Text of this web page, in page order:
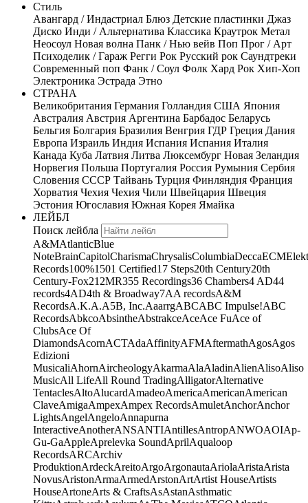
Стиль
Авангард / Индастриал Блюз Детские пластинки Джаз
Диско Инди / Альтернатива Классика Краутрок Метал
Неосоул Новая волна Панк / Нью вейв Поп Прог / Арт
Психоделик / Гараж Регги Рок Русский рок Саундтреки
Современный поп Фанк / Соул Фолк Хард Рок Хип-Хоп
Электроника Эстрада Этно
СТРАНА
Великобритания Германия Голландия США Япония
Австралия Австрия Аргентина Барбадос Беларусь
Бельгия Болгария Бразилия Венгрия ГДР Греция Дания
Европа Израиль Индия Испания Испания Италия
Канада Куба Латвия Литва Люксембург Новая Зеландия
Норвегия Польша Португалия Россия Румыния Сербия
Словения СССР Тайвань Турция Финляндия Франция
Хорватия Чехия Чехия Чили Швейцария Швеция
Эстония Югославия Южная Корея Ямайка
ЛЕЙБЛ
Поиск лейбла
A&MAtlanticBlue
NoteBrainCapitolCharismaChrysalisColumbiaDeccaECM
Records100%1501 Certified17 Steps20th Century20th
Century-Fox21 2MR355 Recordings36 Chambers4 AD44
records4AD4th & Broadway7AA recordsA&M
RecordsA.K.A.A5B, Inc.AaarrgABCABC Impulse!ABC
RecordsAbkcoAbsintheAbstrakceAceAce FuAce of
ClubsAce Of
DiamondsAcornACTAdaAffinityAFMAftermathAgosAgos
Edizioni
MusicaliAhornAircheologyAkarmaAlaAladinAlienAlisoAliso
MusicAll LifeAll Round TradingAlligatorAlternative
TentaclesAltoAlucardAmadeoAmericaAmericanAmerican
ClaveAmigaAmpexAmpex RecordsAmuletAnchorAnchor
LightsAngelAngeloAnnapurna
InteractiveAnotherANSANTIAntillesAntropANWOAOIAp-
Gu-GaAppleAprelevka SoundAprilAqualoop
RecordsARCArchiv
ProduktionArdeckAreitoArgoArgonautaAriolaAristaArista
NovusAristonArmaArmedArstonArtArtist HouseArtists
HouseArtoneArts & CraftsAsAstanAsthmatic